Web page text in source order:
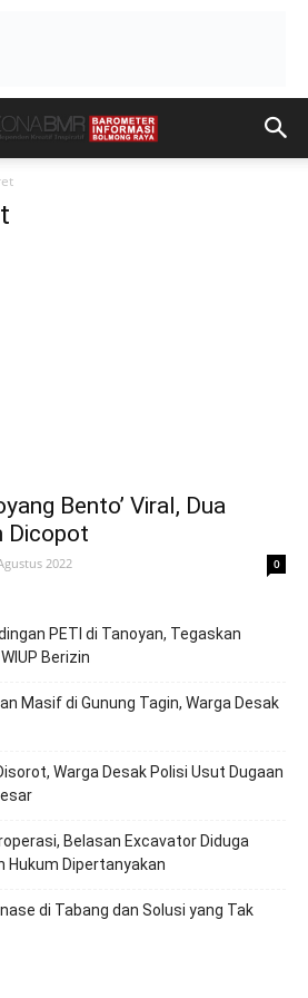
Bento’ Viral, Dua
Dicopot
2022 0
PETI di Tanoyan, Tegaskan
Berizin
Masif di Gunung Tagin, Warga Desak
Warga Desak Polisi Usut Dugaan
Belasan Excavator Diduga
Hukum Dipertanyakan
di Tabang dan Solusi yang Tak